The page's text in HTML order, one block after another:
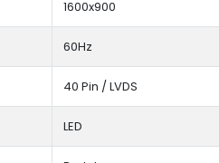
1600x900
60Hz
40 Pin / LVDS
LED